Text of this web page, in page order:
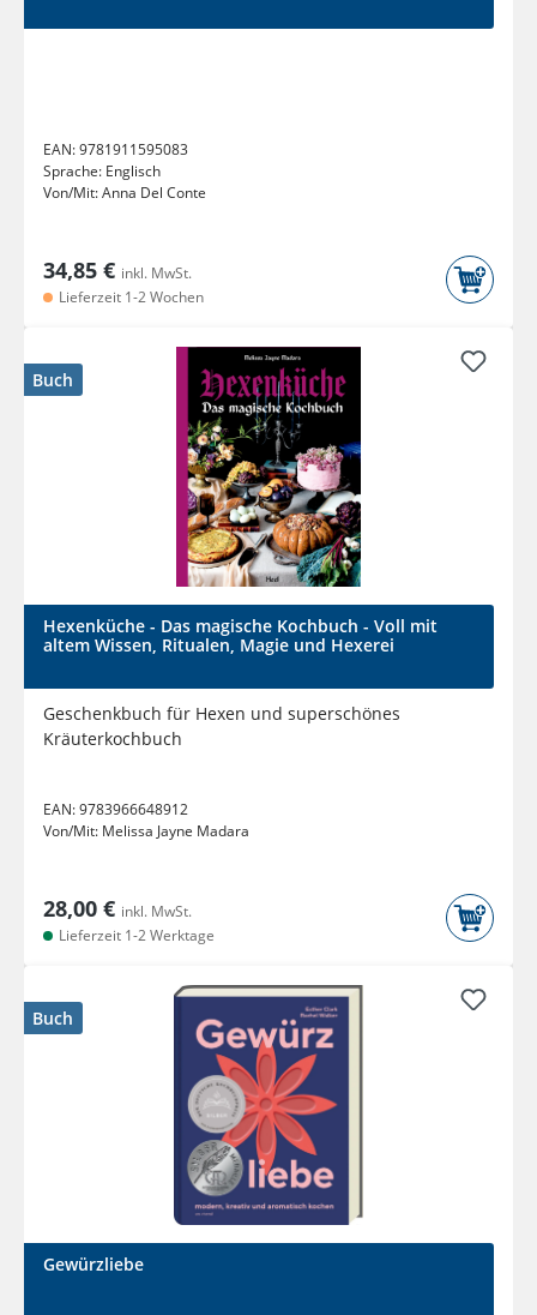
EAN:9781911595083
Sprache: Englisch
Von/Mit:Anna Del Conte
34,85 € inkl. MwSt.
Lieferzeit 1-2 Wochen
Buch
Hexenküche - Das magische Kochbuch - Voll mit
altem Wissen, Ritualen, Magie und Hexerei
Geschenkbuch für Hexen und superschönes
Kräuterkochbuch
EAN:9783966648912
Von/Mit: Melissa Jayne Madara
28,00 € inkl. MwSt.
Lieferzeit 1-2 Werktage
Buch
Gewürzliebe